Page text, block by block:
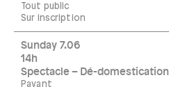
Tout public
Sur inscription
Sunday 7.06
14h
Spectacle – Dé-domestication
Payant